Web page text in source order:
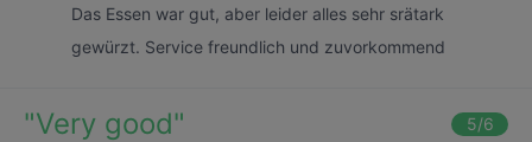
Das Essen war gut, aber leider alles sehr srätark
gewürzt. Service freundlich und zuvorkommend
"Very good" 5/6